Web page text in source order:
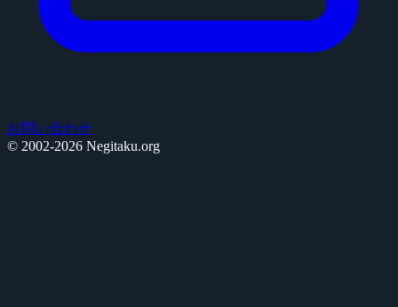
お問い合わせ
© 2002-2026 Negitaku.org